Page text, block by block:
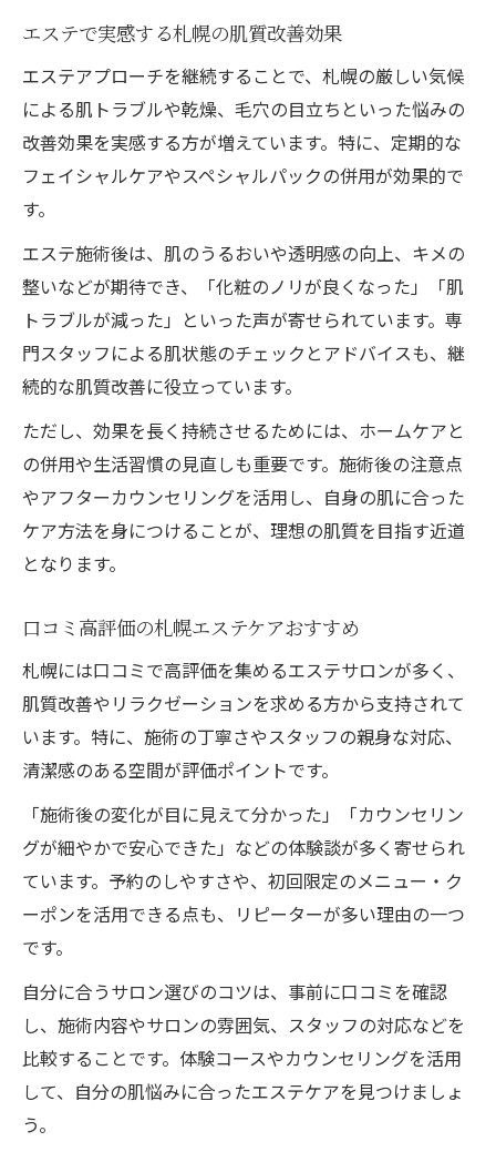
エステで実感する札幌の肌質改善効果
エステアプローチを継続することで、札幌の厳しい気候
による肌トラブルや乾燥、毛穴の目立ちといった悩みの
改善効果を実感する方が増えています。特に、定期的な
フェイシャルケアやスペシャルパックの併用が効果的で
す。
エステ施術後は、肌のうるおいや透明感の向上、キメの
整いなどが期待でき、「化粧のノリが良くなった」「肌
トラブルが減った」といった声が寄せられています。専
門スタッフによる肌状態のチェックとアドバイスも、継
続的な肌質改善に役立っています。
ただし、効果を長く持続させるためには、ホームケアと
の併用や生活習慣の見直しも重要です。施術後の注意点
やアフターカウンセリングを活用し、自身の肌に合った
ケア方法を身につけることが、理想の肌質を目指す近道
となります。
口コミ高評価の札幌エステケアおすすめ
札幌には口コミで高評価を集めるエステサロンが多く、
肌質改善やリラクゼーションを求める方から支持されて
います。特に、施術の丁寧さやスタッフの親身な対応、
清潔感のある空間が評価ポイントです。
「施術後の変化が目に見えて分かった」「カウンセリン
グが細やかで安心できた」などの体験談が多く寄せられ
ています。予約のしやすさや、初回限定のメニュー・ク
ーポンを活用できる点も、リピーターが多い理由の一つ
です。
自分に合うサロン選びのコツは、事前に口コミを確認
し、施術内容やサロンの雰囲気、スタッフの対応などを
比較することです。体験コースやカウンセリングを活用
して、自分の肌悩みに合ったエステケアを見つけましょ
う。